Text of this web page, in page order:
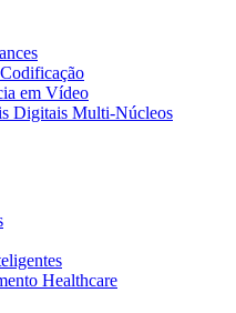
em Vídeo
Digitais Multi-Núcleos
Healthcare